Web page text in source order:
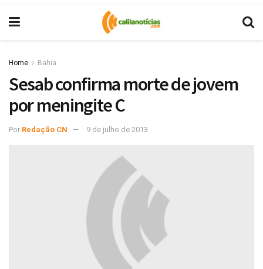
Home Bahia
Sesab confirma morte de jovem
por meningite C
Por Redação CN 9 de julho de 2013